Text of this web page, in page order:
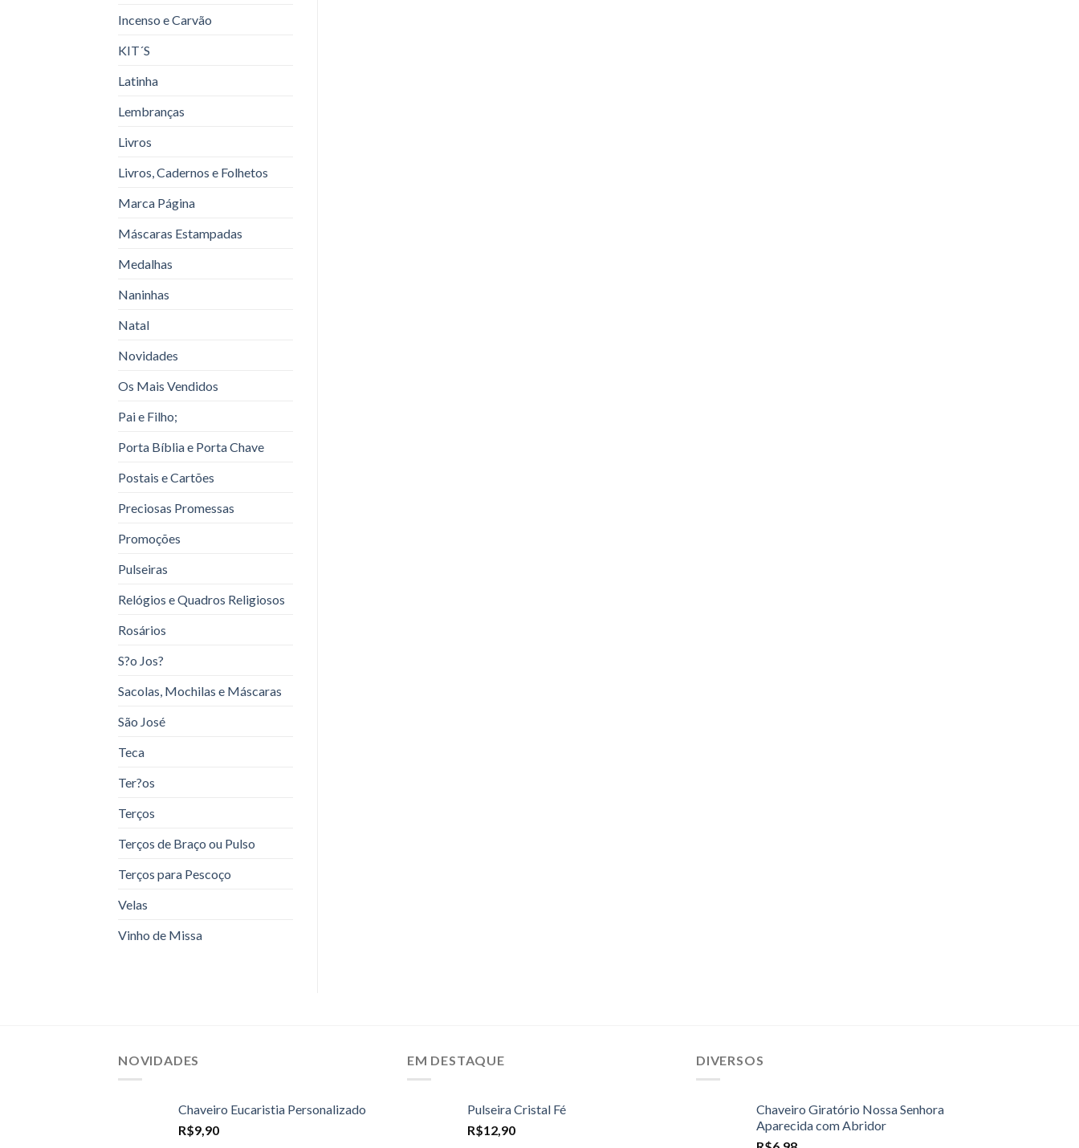
Incenso e Carvão
KIT´S
Latinha
Lembranças
Livros
Livros, Cadernos e Folhetos
Marca Página
Máscaras Estampadas
Medalhas
Naninhas
Natal
Novidades
Os Mais Vendidos
Pai e Filho;
Porta Bíblia e Porta Chave
Postais e Cartões
Preciosas Promessas
Promoções
Pulseiras
Relógios e Quadros Religiosos
Rosários
S?o Jos?
Sacolas, Mochilas e Máscaras
São José
Teca
Ter?os
Terços
Terços de Braço ou Pulso
Terços para Pescoço
Velas
Vinho de Missa
NOVIDADES
Chaveiro Eucaristia Personalizado
R$9,90
EM DESTAQUE
Pulseira Cristal Fé
R$12,90
DIVERSOS
Chaveiro Giratório Nossa Senhora
Aparecida com Abridor